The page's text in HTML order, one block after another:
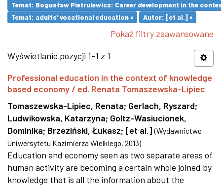
Temat: Bogusław Pietrulewicz: Career development in the
Temat: adults’ vocational education ×
Autor: [et al.] ×
Pokaż filtry zaawansowane
Wyświetlanie pozycji 1-1 z 1
Professional education in the context of knowledge
based economy / ed. Renata Tomaszewska-Lipiec
Tomaszewska-Lipiec, Renata; Gerlach, Ryszard;
Ludwikowska, Katarzyna; Goltz-Wasiucionek,
Dominika; Brzeziński, Łukasz; [et al.] (Wydawnictwo
Uniwersytetu Kazimierza Wielkiego, 2013)
Education and economy seen as two separate areas of
human activity are becoming a certain whole joined by
knowledge that is all the information about the